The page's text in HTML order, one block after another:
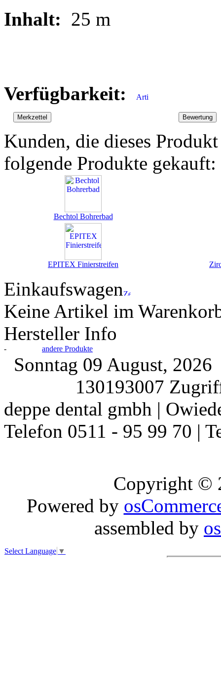
Inhalt: 25 m
Verfügbarkeit:
Kunden, die dieses
folgende Produkte gekauft:
Bechtol Bohrerbad
EPITEX Finierstreifen
Einkaufswagen
Keine Artikel im
Hersteller Info
- andere Produkte
Sonntag 09 August,
130193007
deppe dental gmbh |
Telefon 0511 - 95 99 70 |
Copyright ©
Powered by
assembled by
Select Language ▼